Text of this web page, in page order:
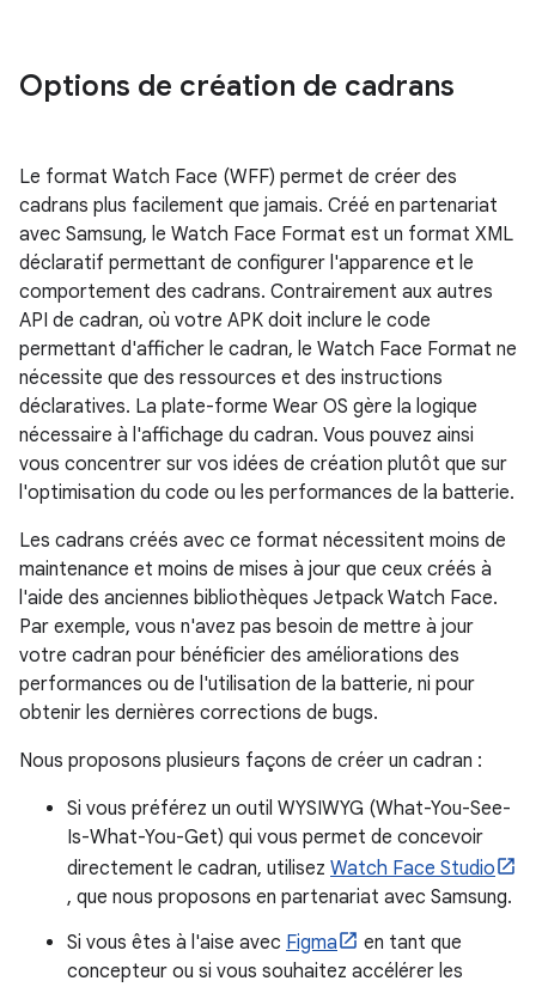
Options de création de cadrans
Le format Watch Face (WFF) permet de créer des
cadrans plus facilement que jamais. Créé en partenariat
avec Samsung, le Watch Face Format est un format XML
déclaratif permettant de configurer l'apparence et le
comportement des cadrans. Contrairement aux autres
API de cadran, où votre APK doit inclure le code
permettant d'afficher le cadran, le Watch Face Format ne
nécessite que des ressources et des instructions
déclaratives. La plate-forme Wear OS gère la logique
nécessaire à l'affichage du cadran. Vous pouvez ainsi
vous concentrer sur vos idées de création plutôt que sur
l'optimisation du code ou les performances de la batterie.
Les cadrans créés avec ce format nécessitent moins de
maintenance et moins de mises à jour que ceux créés à
l'aide des anciennes bibliothèques Jetpack Watch Face.
Par exemple, vous n'avez pas besoin de mettre à jour
votre cadran pour bénéficier des améliorations des
performances ou de l'utilisation de la batterie, ni pour
obtenir les dernières corrections de bugs.
Nous proposons plusieurs façons de créer un cadran :
Si vous préférez un outil WYSIWYG (What-You-See-
Is-What-You-Get) qui vous permet de concevoir
directement le cadran, utilisez Watch Face Studio
, que nous proposons en partenariat avec Samsung.
Si vous êtes à l'aise avec Figma
en tant que
concepteur ou si vous souhaitez accélérer les